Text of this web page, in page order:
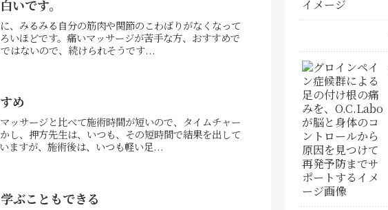
いです。
、みるみる自分の筋肉や関節のこわばりがなくなって
いほどです。痛いマッサージが苦手な方、おすすめで
はないので、続けられそうです...
め
ッサージと比べて施術時間が短いので、タイムチャー
し、押方先生は、いつも、その短時間で結果を出して
ますが、施術後は、いつも軽い足...
ぶこともできる